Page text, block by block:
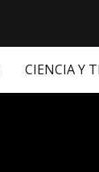
CIENCIA Y